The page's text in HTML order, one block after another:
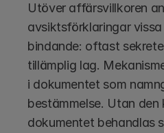
Utöver affärsvillkoren
avsiktsförklaringar
bindande: oftast
tillämplig lag.
i dokumentet som
bestämmelse. Utan den
dokumentet behandlas